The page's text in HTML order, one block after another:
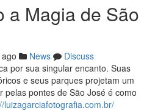
a Magia de São
News
Discuss
por sua singular encanto. Suas
e seus parques projetam um
pelas pontes de São José é como
luizagarciafotografia.com.br/